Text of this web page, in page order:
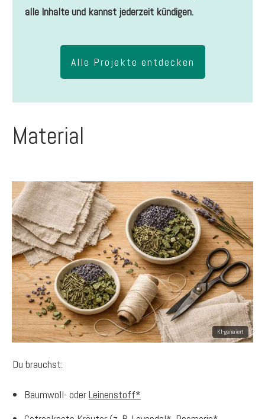
alle Inhalte und kannst jederzeit kündigen.
Alle Projekte entdecken
Material
Du brauchst:
Baumwoll- oderLeinenstoff*